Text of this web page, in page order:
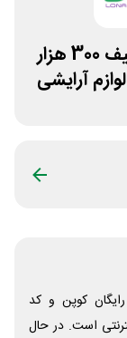
کد تخفیف 300 هزار
آرایشی
کوپن و کد
است. در حال